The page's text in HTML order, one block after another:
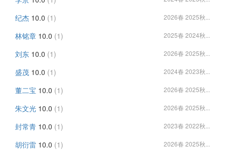
纪杰 10.0 (1) 2026春 2025秋...
林铭章 10.0 (1) 2025春 2024秋...
刘东 10.0 (1) 2026春 2025秋...
盛茂 10.0 (1) 2024春 2023秋...
董二宝 10.0 (1) 2026春 2025秋...
朱文光 10.0 (1) 2026春 2025秋...
封常青 10.0 (1) 2023春 2022秋...
胡衍雷 10.0 (1) 2026春 2025秋...